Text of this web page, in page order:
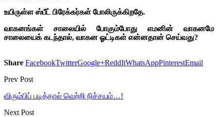
உயிருள்ள ஸ்பீட் பிரேக்கர்கள் போலிருக்கிறதே.
வாகனங்கள் சாலையில் போகும்போது எமனின் வாகனமே
சாலையைக் கடந்தால், வாகன ஓட்டிகள் என்னதான் செய்வது?
Share FacebookTwitterGoogle+ReddItWhatsAppPinterestEmail
Prev Post
விரும்பிப் படித்தால் வெற்றி நிச்சயம்…!
Next Post